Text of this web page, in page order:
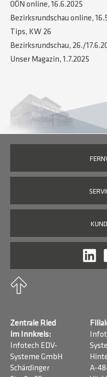
OÖN online, 16.6.2025
Bezirksrundschau online,
Tips, KW 26
Bezirksrundschau, 26./
Unser Magazin, 1.7.2025
Zentrale Ried
im Innkreis:
Infotech EDV-
Systeme GmbH
Schärdinger
A-